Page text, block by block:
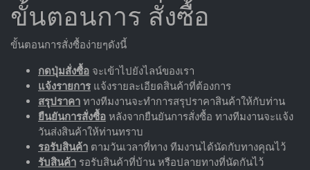
ขั้นตอนการ สั่งซื้อ
ขั้นตอนการสั่งซื้อง่ายๆดังนี้
กดปุ่มสั่งซื้อ จะเข้าไปยังไลน์ของเรา
แจ้งรายการแจ้งรายละเอียดสินค้าที่ต้องการ
สรุปราคา ทางทีมงานจะทำการสรุปราคาสินค้าให้กับท่าน
ยืนยันการสั่งซื้อ หลังจากยืนยันการสั่งซื้อ ทางทีมงานจะแจ้ง
วันส่งสินค้าให้ท่านทราบ
รอรับสินค้า ตามวันเวลาที่ทาง ทีมงานได้นัดกับทางคุณไว้
รับสินค้า รอรับสินค้าที่บ้าน หรือปลายทางที่นัดกันไว้